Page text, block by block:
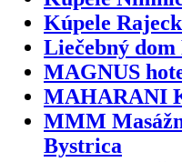
Kúpele
Liečebný
MAGNUS
MAHARANI
MMM
Bystrica